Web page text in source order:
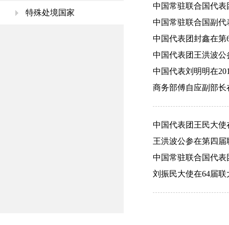
特殊处境国家
中国常驻联合国代表
中国常驻联合国副代
中国代表团封鑫在第
中国代表团王洪波公
中国代表刘明明在
商务部傅自应副部长
中国代表团王民大使
王洪波公参在第四
中国常驻联合国代表
刘振民大使在64届联